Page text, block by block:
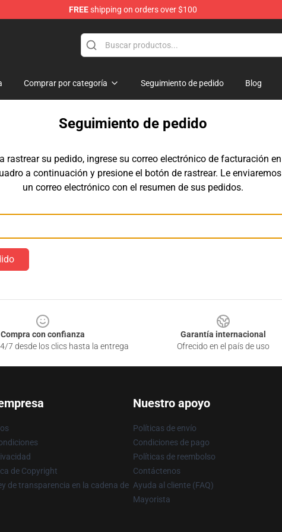
FREEshipping on orders over $100
Shop
Comprar por categoría Seguimiento de pedido Blog
Seguimiento de pedido
rastrear su pedido, ingrese su correo electrónico de facturación en
a continuación y presione el botón de rastrear. Le enviaremos
un correo electrónico con el resumen de sus pedidos.
Compra con confianza
7 desde los clics hasta la entrega
Garantía internacional
Ofrecido en el país de uso
de Copyright
de transparencia en la cadena de
Nuestro apoyo
Políticas de envío
Condiciones de pago
Políticas de reembolso
Contáctenos
Ayuda al cliente (FAQ)
Mayorista